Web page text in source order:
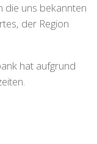
die uns bekannten
der Region
hat aufgrund